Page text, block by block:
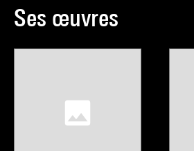
Ses œuvres